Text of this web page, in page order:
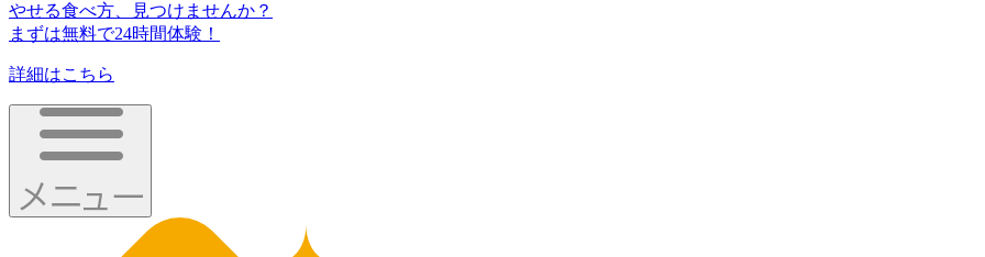
やせる食べ方、見つけませんか？
まずは無料で24時間体験！
詳細はこちら